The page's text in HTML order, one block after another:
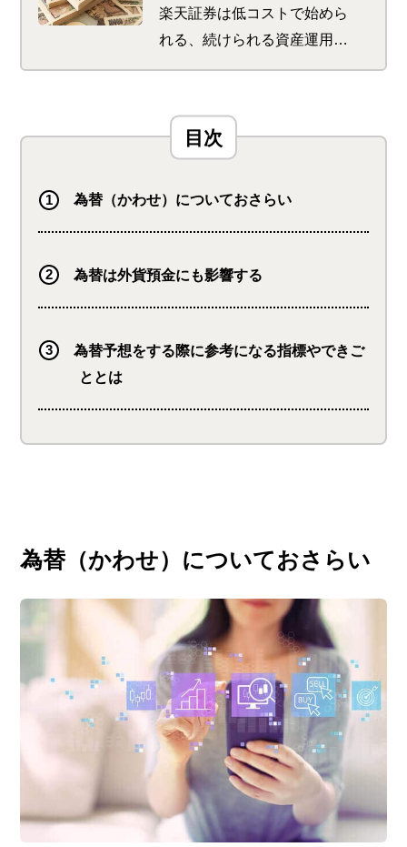
楽天証券は低コストで始めら
れる、続けられる資産運用の
サポートが特徴。 初めてで
天ポイントをゲットできるサ
ービスも。 さらに楽天ポイ
市場でのお買い物時のポイン
為替（かわせ）についておさらい
為替は外貨預金にも影響する
為替予想をする際に参考になる指標やできご
ととは
為替（かわせ）についておさらい